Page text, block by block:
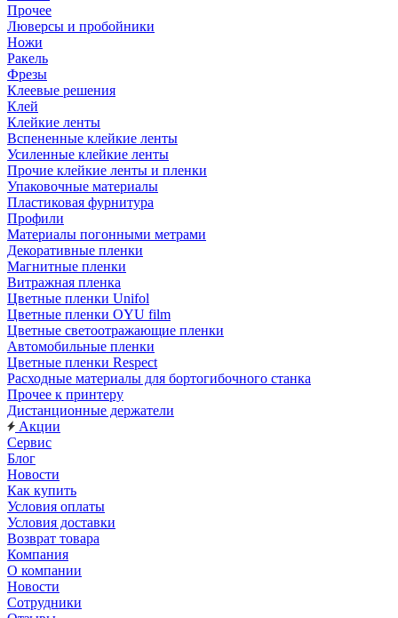
Прочее
Люверсы и пробойники
Ножи
Ракель
Фрезы
Клеевые решения
Клей
Клейкие ленты
Вспененные клейкие ленты
Усиленные клейкие ленты
Прочие клейкие ленты и пленки
Упаковочные материалы
Пластиковая фурнитура
Профили
Материалы погонными метрами
Декоративные пленки
Магнитные пленки
Витражная пленка
Цветные пленки Unifol
Цветные пленки OYU film
Цветные светоотражающие пленки
Автомобильные пленки
Цветные пленки Respect
Расходные материалы для бортогибочного станка
Прочее к принтеру
Дистанционные держатели
Акции
Сервис
Блог
Новости
Как купить
Условия оплаты
Условия доставки
Возврат товара
Компания
О компании
Новости
Сотрудники